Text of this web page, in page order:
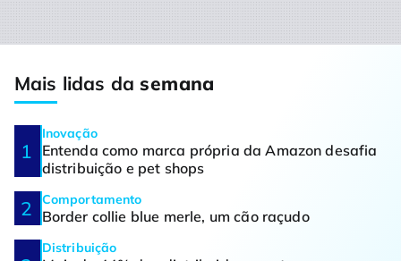
Mais lidas dasemana
Inovação
Entenda como marca própria da Amazon desafia
distribuição e pet shops
Comportamento
Border collie blue merle, um cão raçudo
Distribuição